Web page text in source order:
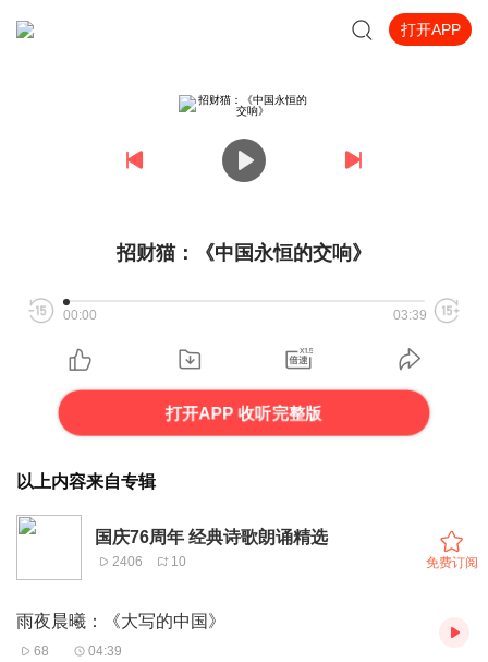
打开APP
招财猫：《中国永恒的交响》
00:00 03:39
打开APP 收听完整版
以上内容来自专辑
国庆76周年 经典诗歌朗诵精选
2406 10 免费订阅
雨夜晨曦：《大写的中国》
68 04:39